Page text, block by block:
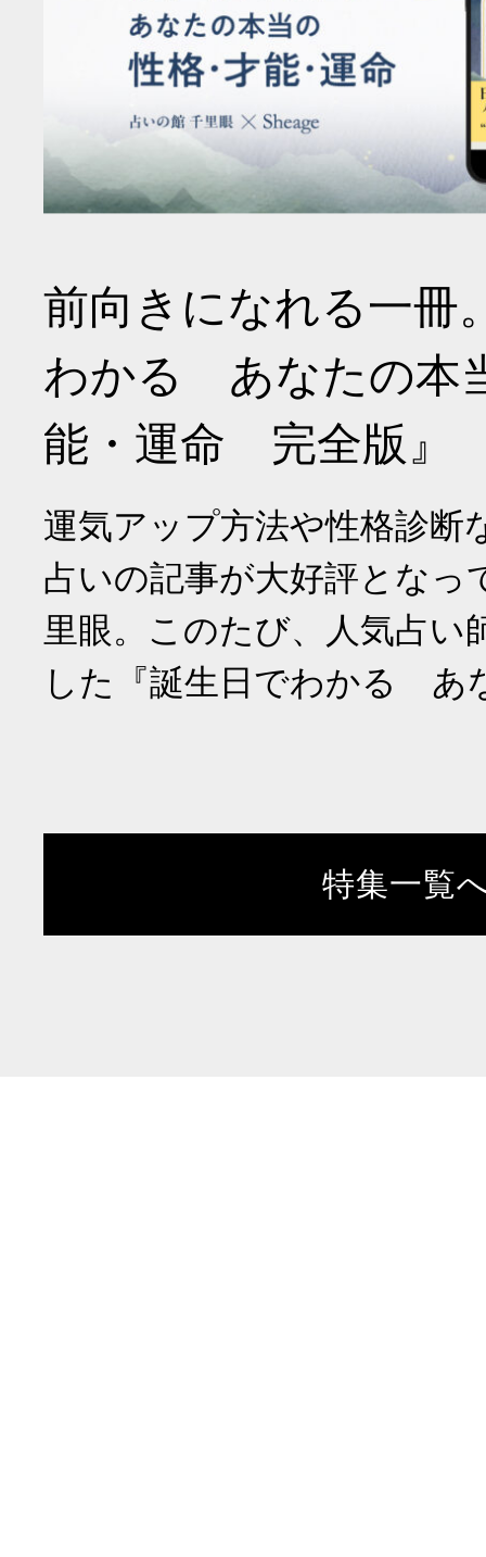
前向きになれる一冊
わかる あなたの本
能・運命 完全版』
運気アップ方法や性格診断
占いの記事が大好評となっ
里眼。このたび、人気占い
した『誕生日でわかる あ
特集一覧